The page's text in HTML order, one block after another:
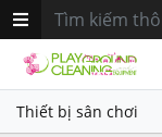
Thiết bị sân chơi